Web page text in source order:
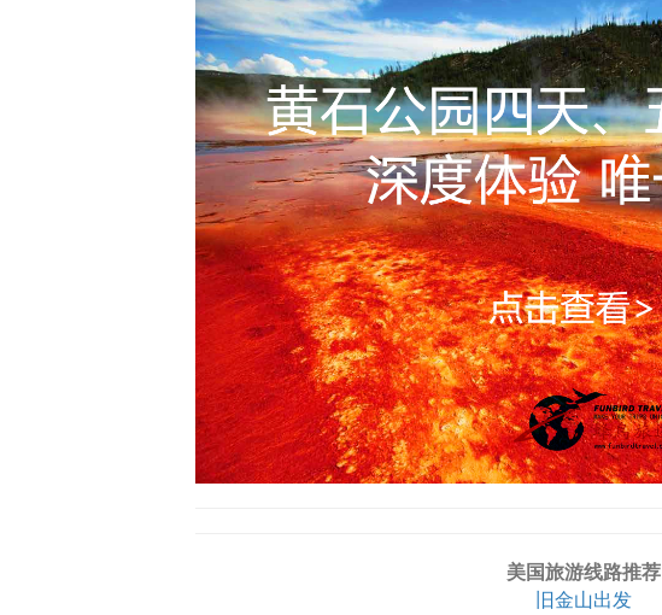
美国旅游线路推荐
旧金山出发